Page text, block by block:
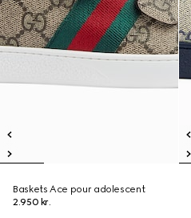
Baskets Ace pour adolescent
2.950 kr.